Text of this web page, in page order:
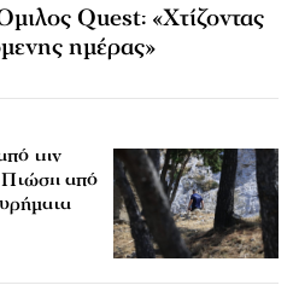
Quest: «Χτίζοντας
ημέρας»
την
Πτώση από